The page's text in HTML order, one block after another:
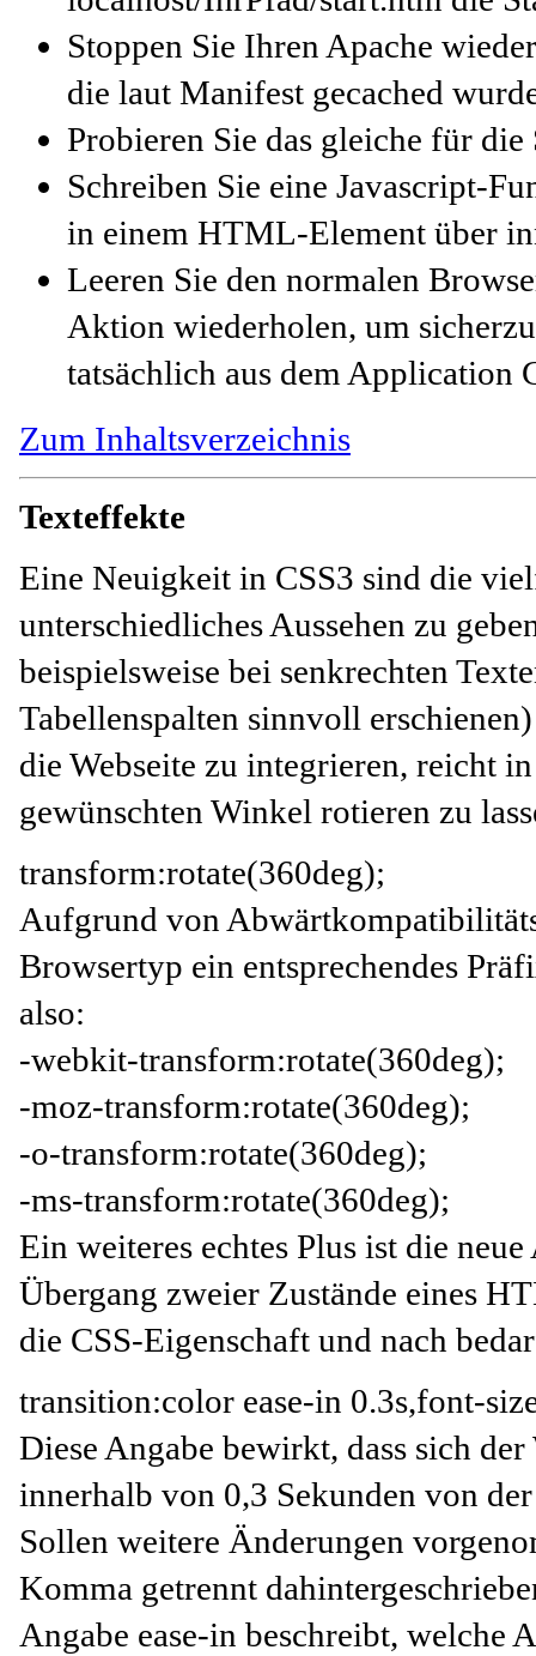
Stoppen Sie Ihren Apache
die laut Manifest gecached
Probieren Sie das gleiche für
Schreiben Sie eine Javascript-
in einem HTML-Element über
Leeren Sie den normalen
Aktion wiederholen, um
tatsächlich aus dem Application
Zum Inhaltsverzeichnis
Texteffekte
Eine Neuigkeit in CSS3 sind die
unterschiedliches Aussehen zu
beispielsweise bei senkrechten
Tabellenspalten sinnvoll
die Webseite zu integrieren, reicht
gewünschten Winkel rotieren zu
transform:rotate(360deg);
Aufgrund von
Browsertyp ein entsprechendes
also:
-webkit-transform:rotate(360deg);
-moz-transform:rotate(360deg);
-o-transform:rotate(360deg);
-ms-transform:rotate(360deg);
Ein weiteres echtes Plus ist die
Übergang zweier Zustände eines
die CSS-Eigenschaft und nach
transition:color ease-in 0.3s,font-
Diese Angabe bewirkt, dass sich
innerhalb von 0,3 Sekunden von
Sollen weitere Änderungen
Komma getrennt
Angabe ease-in beschreibt, welche